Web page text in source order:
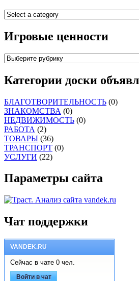
Игровые ценности
Категории доски
БЛАГОТВОРИТЕЛЬНОСТЬ (0)
ЗНАКОМСТВА (0)
НЕДВИЖИМОСТЬ (0)
РАБОТА (2)
ТОВАРЫ (36)
ТРАНСПОРТ (0)
УСЛУГИ (22)
Параметры сайта
Чат поддержки
VANDEK.RU
Сейчас в чате 0 чел.
Войти в чат